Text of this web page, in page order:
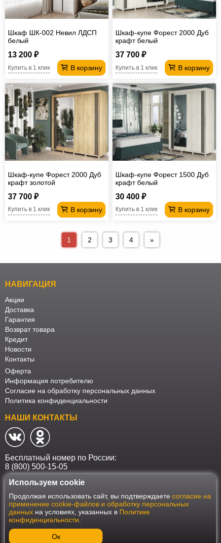
Шкаф ШК-002 Невил ЛДСП
белый
13 200 ₽
В корзину
Купить в 1 клик
Шкаф-купе Форест 2000 Дуб
крафт белый
37 700 ₽
В корзину
Купить в 1 клик
Шкаф-купе Форест 2000 Дуб
крафт золотой
37 700 ₽
В корзину
Купить в 1 клик
Шкаф-купе Форест 1500 Дуб
крафт белый
30 400 ₽
В корзину
Купить в 1 клик
1 2 3 4 »
НАВИГАЦИЯ
Акции
Доставка
Гарантия
Возврат товара
Кредит
Новости
Контакты
Оферта
Информация потребителю
Согласие на обработку персональных данных
Политика конфиденциальности
НАШИ КОНТАКТЫ
Бесплатный номер по России:
8 (800) 500-15-05
Наш интернет-магазин работает в соответствии с требованиями
Федерального закона от 27 июля 2006 года №152-ФЗ "О персональных
данных". Оформить заказ на сайте Мебеласка возможно только при
наличии согласия на обработку Ваших персональных данных. Для
улучшения работы сайта и его взаимодействия с пользователями мы
используем файлы cookie. Продолжая пользоваться сайтом, вы
соглашаетесь с использованием cookie.
Используем cookie
Продолжая использовать сайт, вы подтверждаете согласие на
применение cookie-файлов и обработку персональных
данных на условиях, указанных в Политике
конфиденциальности
Ок